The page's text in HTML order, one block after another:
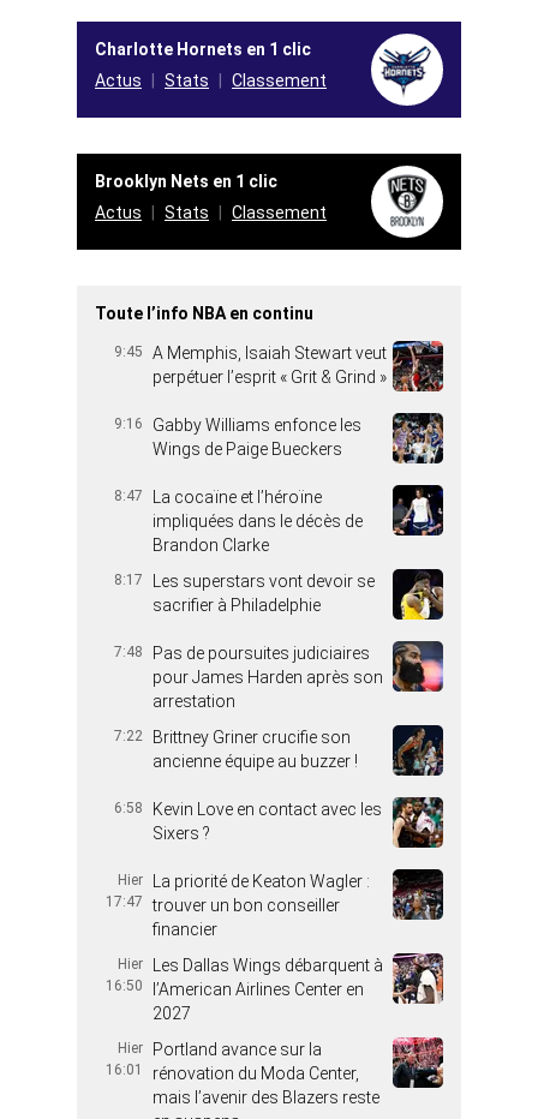
Charlotte Hornets en 1 clic
Actus
Stats Classement
Brooklyn Nets en 1 clic
Actus
Stats Classement
Toute l’info NBA en continu
9:45
A Memphis, Isaiah Stewart veut
perpétuer l’esprit « Grit & Grind »
9:16
Gabby Williams enfonce les
Wings de Paige Bueckers
8:47
La cocaïne et l’héroïne
impliquées dans le décès de
Brandon Clarke
8:17
Les superstars vont devoir se
sacrifier à Philadelphie
7:48
Pas de poursuites judiciaires
pour James Harden après son
arrestation
7:22
Brittney Griner crucifie son
ancienne équipe au buzzer !
6:58
Kevin Love en contact avec les
Sixers ?
Hier
17:47
La priorité de Keaton Wagler :
trouver un bon conseiller
financier
Hier
16:50
Les Dallas Wings débarquent à
l’American Airlines Center en
2027
Hier
16:01
Portland avance sur la
rénovation du Moda Center,
mais l’avenir des Blazers reste